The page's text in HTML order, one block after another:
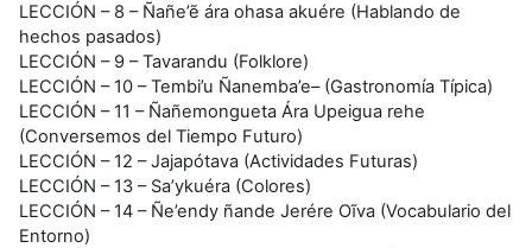
LECCIÓN – 8 – Ñañe’ẽ ára ohasa akuére (Hablando de
hechos pasados)
LECCIÓN – 9 – Tavarandu (Folklore)
LECCIÓN – 10 – Tembi’u Ñanemba’e– (Gastronomía Típica)
LECCIÓN – 11 – Ñañemongueta Ára Upeigua rehe
(Conversemos del Tiempo Futuro)
LECCIÓN – 12 – Jajapótava (Actividades Futuras)
LECCIÓN – 13 – Sa’ykuéra (Colores)
LECCIÓN – 14 – Ñe’endy ñande Jerére Oĩva (Vocabulario del
Entorno)